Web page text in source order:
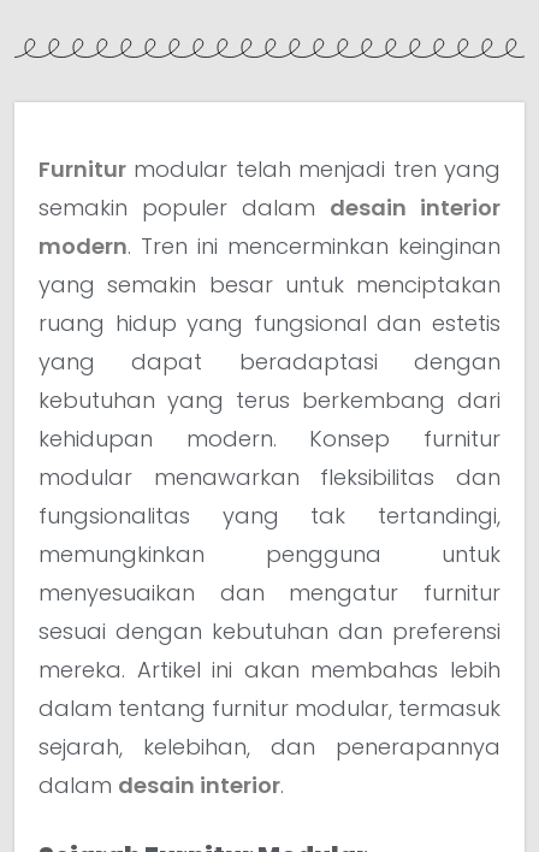
Furnitur modular telah menjadi tren yang
semakin populer dalam desain interior
modern. Tren ini mencerminkan keinginan
yang semakin besar untuk menciptakan
ruang hidup yang fungsional dan estetis
yang dapat beradaptasi dengan
kebutuhan yang terus berkembang dari
kehidupan modern. Konsep furnitur
modular menawarkan fleksibilitas dan
fungsionalitas yang tak tertandingi,
memungkinkan pengguna untuk
menyesuaikan dan mengatur furnitur
sesuai dengan kebutuhan dan preferensi
mereka. Artikel ini akan membahas lebih
dalam tentang furnitur modular, termasuk
sejarah, kelebihan, dan penerapannya
dalam desain interior.